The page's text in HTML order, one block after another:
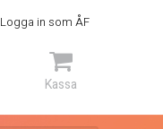
Logga in som ÅF
Kassa